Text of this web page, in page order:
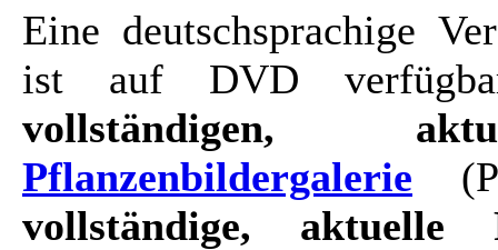
Eine deutschsprachige
ist auf DVD
vollständigen,
Pflanzenbildergalerie
vollständige, aktuelle